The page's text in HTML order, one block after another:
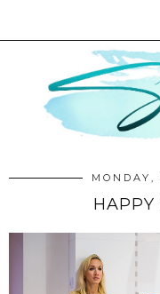
HAPPY